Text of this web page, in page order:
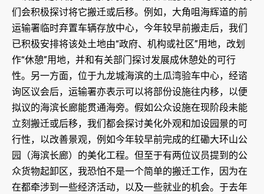
们会积极探讨将它搬迁或后移。例如，大角咀海辉道的前
运输署临时弃置车辆存放中心，今年较早前搬走后，我们
已积极安排将该处土地由“政府、机构或社区”用地，改划
作“休憩”用地，并和有关部门探讨发展成休憩处的可行
性。另一方面，位于九龙城海滨的土瓜湾验车中心，经谘
询区议会后，运输署亦表示可以将部份设施往内移，以便
拟议的海滨长廊能贯通海旁。假如公众设施在现阶段未能
立刻搬迁或后移，我们都会探讨美化外观和加设园景的可
行性，以改善景观，例如今年较早前完成的红磡大环山公
园（海滨长廊）的美化工程。但至于有两位议员提到的公
众货物起卸区，我恐怕不是一个简单的搬迁工作，因为在
在都牵涉到一些经济活动，以及一些就业的机会。于去年